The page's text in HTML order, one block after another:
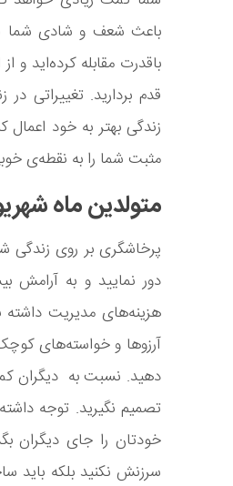
باعث شعف و شادی شما
باقدرت مقابله کرده‌اید و
قدم بردارید. تغییراتی
زندگی بهتر به خود اعمال
مثبت شما را به نقطه‌ی
متولدین ماه
پرخاشگری بر روی زندگی
دور نمایید و به آرامش
هزینه‌های مدیریت
آرزوها و خواسته‌های
دهید. نسبت به دیگران
تصمیم نگیرید. توجه
خودتان را جای دیگران
سرزنش نکنید بلکه باید